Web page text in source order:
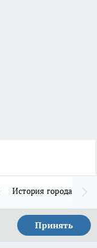
История города Н
Принять